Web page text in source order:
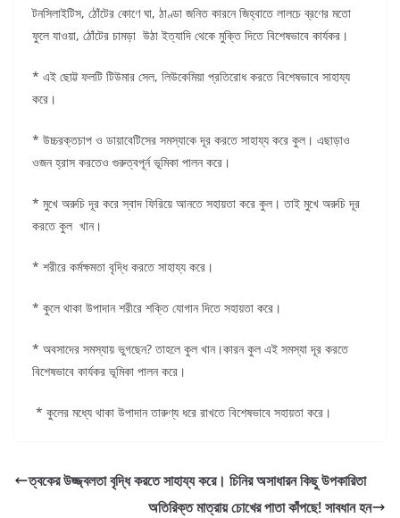
টনসিলাইটিস, ঠোঁটের কোণে ঘা, ঠাণ্ডা জনিত কারনে জিহ্বাতে লালচে ব্রণের মতো
ফুলে যাওয়া, ঠোঁটের চামড়া উঠা ইত্যাদি থেকে মুক্তি দিতে বিশেষভাবে কার্যকর।
* এই ছোট্ট ফলটি টিউমার সেল, লিউকেমিয়া প্রতিরোধ করতে বিশেষভাবে সাহায্য
করে।
* উচ্চরক্তচাপ ও ডায়াবেটিসের সমস্যাকে দূর করতে সাহায্য করে কুল। এছাড়াও
ওজন হ্রাস করতেও গুরুত্বপূর্ন ভূমিকা পালন করে।
* মুখে অরুচি দূর করে স্বাদ ফিরিয়ে আনতে সহায়তা করে কুল। তাই মুখে অরুচি দূর
করতে কুল খান।
* শরীরে কর্মক্ষমতা বৃদ্ধি করতে সাহায্য করে।
* কুলে থাকা উপাদান শরীরে শক্তি যোগান দিতে সহায়তা করে।
* অবসাদের সমস্যায় ভুগছেন? তাহলে কুল খান।কারন কুল এই সমস্যা দূর করতে
বিশেষভাবে কার্যকর ভূমিকা পালন করে।
* কুলের মধ্যে থাকা উপাদান তারুণ্য ধরে রাখতে বিশেষভাবে সহায়তা করে।
ত্বকের উজ্জ্বলতা বৃদ্ধি করতে সাহায্য করে। চিনির অসাধারন কিছু উপকারিতা
অতিরিক্ত মাত্রায় চোখের পাতা কাঁপছে! সাবধান হন